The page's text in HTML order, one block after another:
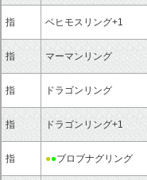
指 ベヒモスリング+1
指 マーマンリング
指 ドラゴンリング
指 ドラゴンリング+1
指 ●●ブロブナグリング